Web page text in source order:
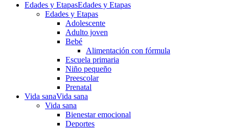
Edades y EtapasEdades y Etapas
Edades y Etapas
Adolescente
Adulto joven
Bebé
Alimentación con fórmula
Escuela primaria
Niño pequeño
Preescolar
Prenatal
Vida sanaVida sana
Vida sana
Bienestar emocional
Deportes